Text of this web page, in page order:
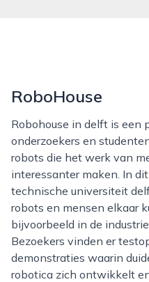
RoboHouse
Robohouse in delft is een plek waar bedrijven,
onderzoekers en
robots die het werk van
interessanter maken. In
technische universiteit
robots en mensen elkaar
bijvoorbeeld in de
Bezoekers vinden er
demonstraties waarin
robotica zich ontwikkelt